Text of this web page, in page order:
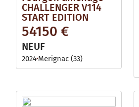
CHALLENGER V114
START EDITION
54150 €
NEUF
2024 Merignac (33)